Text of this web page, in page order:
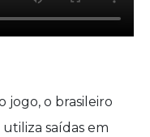
jogo, o brasileiro
saídas em